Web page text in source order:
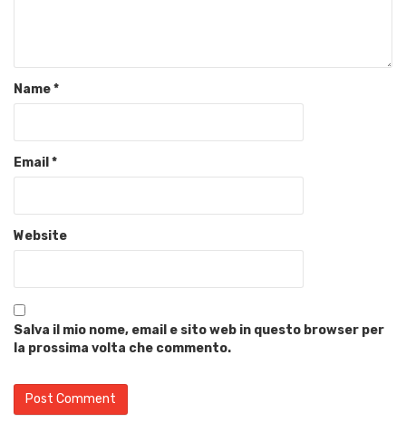
Name*
Email*
Website
Salva il mio nome, email e sito web in questo browser per
la prossima volta che commento.